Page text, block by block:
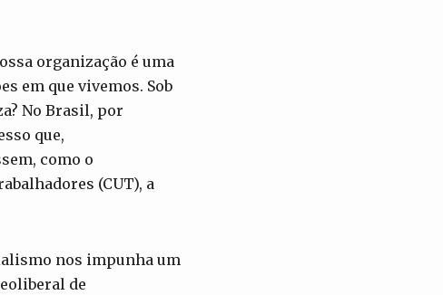
organização é uma
em que vivemos. Sob
No Brasil, por
que,
como o
(CUT), a
nos impunha um
de